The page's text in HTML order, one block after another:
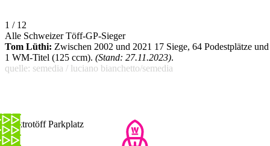
1 / 12
Alle Schweizer Töff-GP-Sieger
Tom Lüthi: Zwischen 2002 und 2021 17 Siege, 64 Podestplätze und
1 WM-Titel (125 ccm). (Stand: 27.11.2023).
quelle: semedia / luciano bianchetto/semedia
Elektrotöff Parkplatz